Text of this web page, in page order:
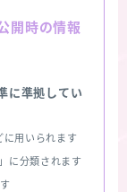
開時の情報
に準拠してい
に用いられます
に分類されます